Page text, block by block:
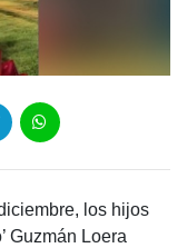
los hijos
Guzmán Loera